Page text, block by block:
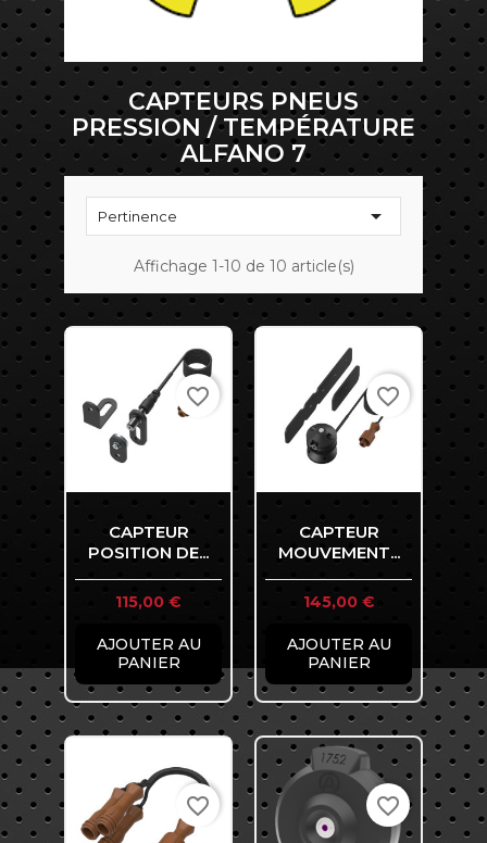
CAPTEURS PNEUS
PRESSION / TEMPÉRATURE
ALFANO 7
Pertinence 
Affichage 1-10 de 10 article(s)
CAPTEUR
POSITION DE...
Prix
115,00 €
AJOUTER AU
PANIER
favorite_border
CAPTEUR
MOUVEMENT...
Prix
145,00 €
AJOUTER AU
PANIER
favorite_border
favorite_border favorite_border